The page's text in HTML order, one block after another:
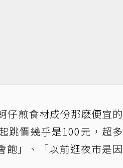
仔煎食材成份那麽便宜的
跳價幾乎是100元，超多
飽」、「以前逛夜市是因